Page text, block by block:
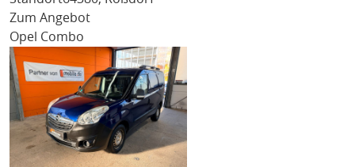
Zum Angebot
Opel Combo